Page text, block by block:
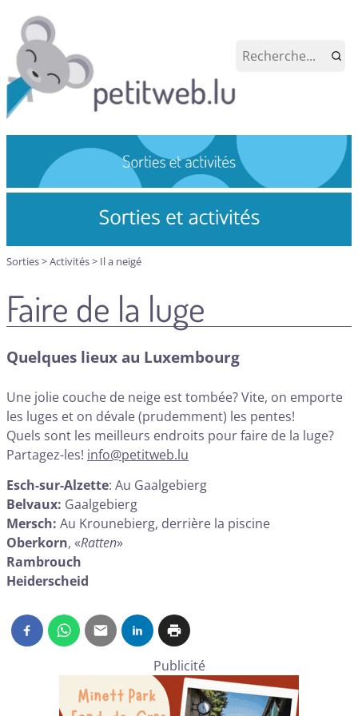
Sorties>Activités> Il a neigé
Faire de la luge
Quelques lieux au Luxembourg
Une jolie couche de neige est tombée? Vite, on emporte
les luges et on dévale (prudemment) les pentes!
Quels sont les meilleurs endroits pour faire de la luge?
Partagez-les! info@petitweb.lu
Esch-sur-Alzette: Au Gaalgebierg
Belvaux: Gaalgebierg
Mersch: Au Krounebierg, derrière la piscine
Oberkorn, «Ratten»
Rambrouch
Heiderscheid
Publicité